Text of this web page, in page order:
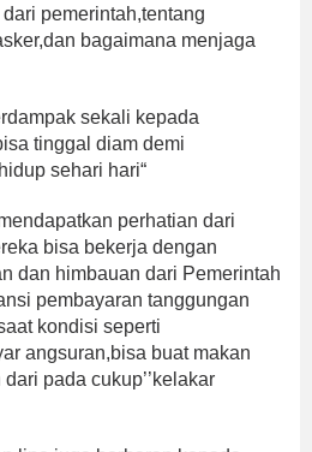
pemerintah,tentang
bagaimana menjaga
sekali kepada
tinggal diam demi
sehari hari“
perhatian dari
bisa bekerja dengan
dan himbauan dari Pemerintah
pembayaran tanggungan
kondisi seperti
angsuran,bisa buat makan
pada cukup’’kelakar